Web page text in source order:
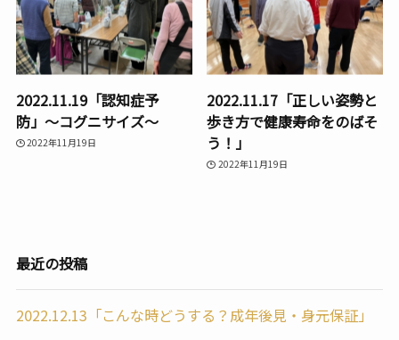
2022.11.19「認知症予
防」〜コグニサイズ〜
2022年11月19日
2022.11.17「正しい姿勢と
歩き方で健康寿命をのばそ
う！」
2022年11月19日
最近の投稿
2022.12.13「こんな時どうする？成年後見・身元保証」